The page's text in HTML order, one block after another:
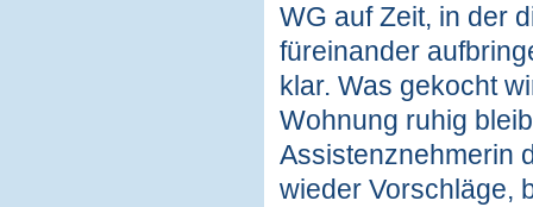
WG auf Zeit, in der
füreinander
klar. Was gekocht
Wohnung ruhig
Assistenznehmerin
wieder Vorschläge,